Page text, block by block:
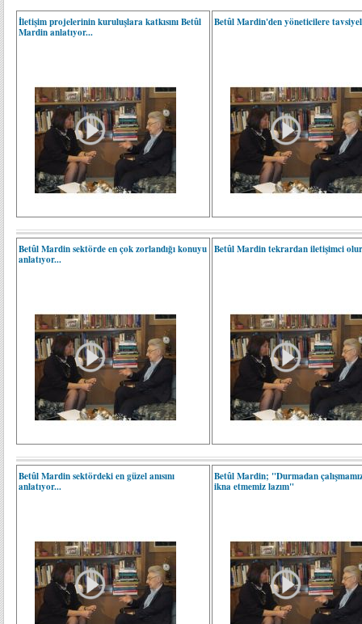
İletişim projelerinin kuruluşlara katkısını Betûl
Mardin anlatıyor...
Betûl Mardin'den yöneticilere
Betûl Mardin sektörde en çok zorlandığı konuyu
anlatıyor...
Betûl Mardin tekrardan iletişimci
Betûl Mardin sektördeki en güzel anısını
anlatıyor...
Betûl Mardin; "Durmadan
ikna etmemiz lazım"